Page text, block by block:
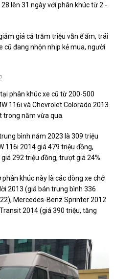
lên 31 ngày với phân khúc từ 2 -
giá cả trăm triệu vẫn ế ẩm, trái
đang nhộn nhịp kẻ mua, người
phân khúc xe cũ từ 200-500
116i và Chevrolet Colorado 2013
trong năm vừa qua.
bình năm 2023 là 309 triệu
116i 2014 giá 479 triệu đồng,
292 triệu đồng, trượt giá 24%.
khúc này là các dòng xe chở
2013 (giá bán trung bình 336
Mercedes-Benz Sprinter 2012
2014 (giá 390 triệu, tăng